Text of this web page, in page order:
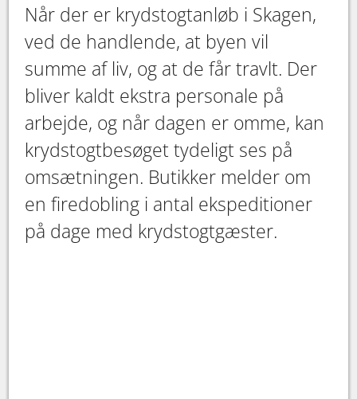
Når der er krydstogtanløb i Skagen,
ved de handlende, at byen vil
summe af liv, og at de får travlt. Der
bliver kaldt ekstra personale på
arbejde, og når dagen er omme, kan
krydstogtbesøget tydeligt ses på
omsætningen. Butikker melder om
en firedobling i antal ekspeditioner
på dage med krydstogtgæster.